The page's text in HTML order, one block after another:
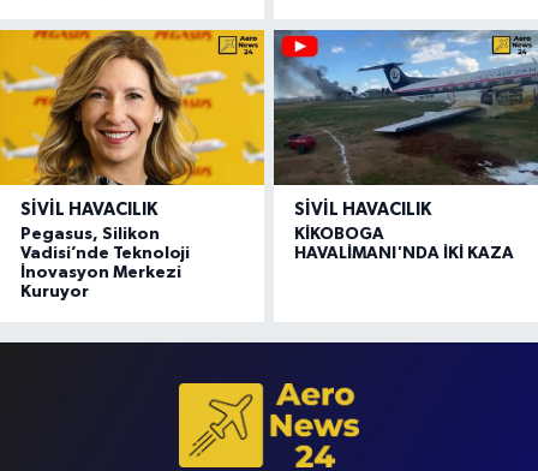
SIVIL HAVACILIK
Pegasus, Silikon
Vadisi’nde Teknoloji
İnovasyon Merkezi
Kuruyor
SIVIL HAVACILIK
KİKOBOGA
HAVALİMANI'NDA İKİ KAZA